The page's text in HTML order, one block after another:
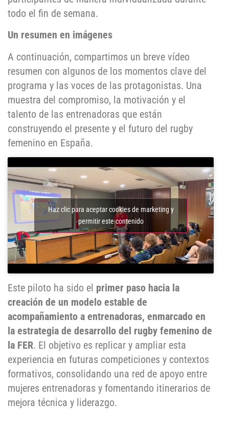
todo el fin de semana.
Un resumen en imágenes
A continuación, compartimos un breve vídeo
resumen con algunos de los momentos clave del
programa y las voces de las protagonistas. Una
muestra del compromiso, la motivación y el
talento de las entrenadoras que están
construyendo el presente y el futuro del rugby
femenino en España.
Haz clic para aceptar cookies de marketing y
permitir este contenido
Este piloto ha sido el primer paso hacia la
creación de un modelo estable de
acompañamiento a entrenadoras, enmarcado en
la estrategia de desarrollo del rugby femenino de
la FER. El objetivo es replicar y ampliar esta
experiencia en futuras competiciones y contextos
formativos, consolidando una red de apoyo entre
mujeres entrenadoras y fomentando itinerarios de
mejora técnica y liderazgo.